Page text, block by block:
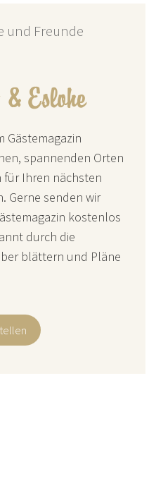
& Eslohe
und Freunde
Gästemagazin
spannenden Orten
für Ihren nächsten
Gerne senden wir
kostenlos
durch die
blättern und Pläne